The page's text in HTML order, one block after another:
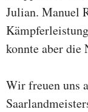
Julian. Manuel
konnte aber die
Wir freuen uns